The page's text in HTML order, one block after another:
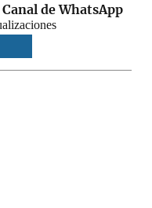
de WhatsApp